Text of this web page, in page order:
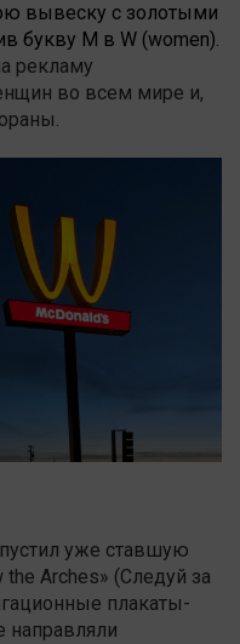
вывеску с золотыми
букву M в W (women).
рекламу
во всем мире и,
уже ставшую
Arches» (Следуй за
плакаты-
направляли